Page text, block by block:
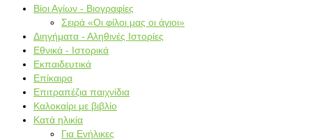
Βίοι Αγίων - Βιογραφίες
Σειρά «Οι φίλοι μας οι άγιοι»
Διηγήματα - Αληθινές Ιστορίες
Εθνικά - Ιστορικά
Εκπαιδευτικά
Επίκαιρα
Επιτραπέζια παιχνίδια
Καλοκαίρι με βιβλίο
Κατά ηλικία
Για Ενήλικες